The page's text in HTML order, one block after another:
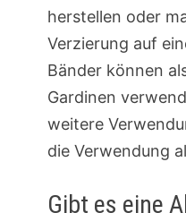
herstellen oder
Verzierung auf
Bänder können
Gardinen
weitere
die Verwendung
Gibt es eine